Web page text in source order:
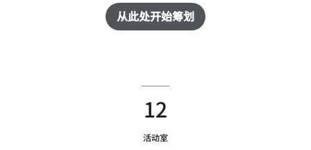
从此处开始筹划
12
活动室